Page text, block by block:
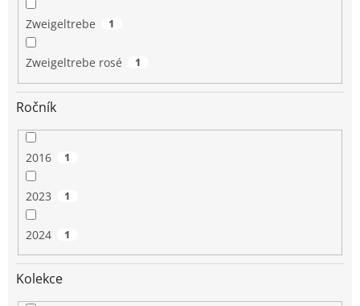
Zweigeltrebe 1
Zweigeltrebe rosé 1
Ročník
2016 1
2023 1
2024 1
Kolekce